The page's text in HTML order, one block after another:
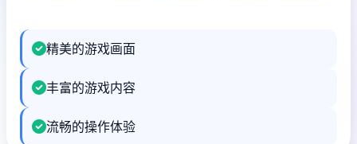
精美的游戏画面
丰富的游戏内容
流畅的操作体验